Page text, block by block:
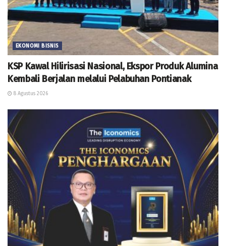
EKONOMI BISNIS
KSP Kawal Hilirisasi Nasional, Ekspor Produk Alumina
Kembali Berjalan melalui Pelabuhan Pontianak
8 Agustus 2026